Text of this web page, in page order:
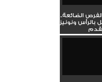
الضائعة..
بالرأس ونونيز